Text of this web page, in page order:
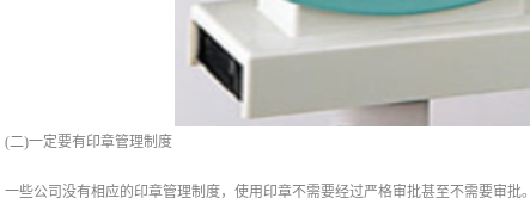
(二)一定要有印章管理制度
一些公司没有相应的印章管理制度，使用印章不需要经过严格审批甚至不需要审